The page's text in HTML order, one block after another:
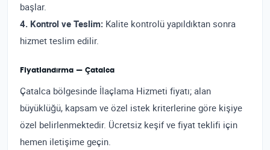
başlar.
4. Kontrol ve Teslim: Kalite kontrolü yapıldıktan sonra
hizmet teslim edilir.
Fiyatlandırma — Çatalca
Çatalca bölgesinde İlaçlama Hizmeti fiyatı; alan
büyüklüğü, kapsam ve özel istek kriterlerine göre kişiye
özel belirlenmektedir. Ücretsiz keşif ve fiyat teklifi için
hemen iletişime geçin.